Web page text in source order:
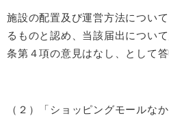
施設の配置及び運営方法につい
るものと認め、当該届出につい
条第４項の意見はなし、として答
（２）「ショッピングモールな